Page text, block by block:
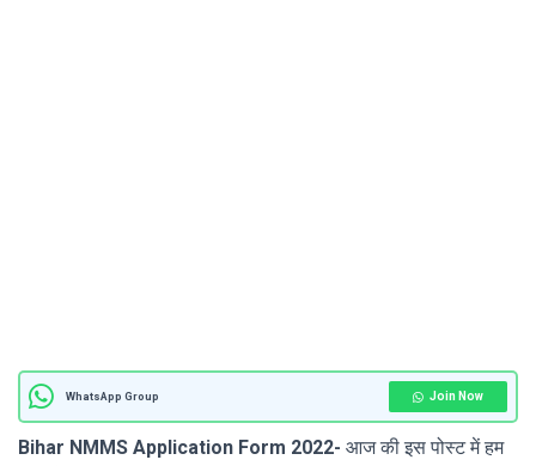
WhatsApp Group Join Now
Bihar NMMS Application Form 2022- आज की इस पोस्ट में हम